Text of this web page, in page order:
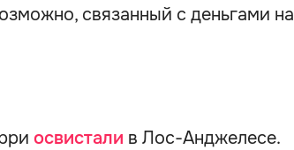
связанный с деньгами на
освистали в Лос-Анджелесе.